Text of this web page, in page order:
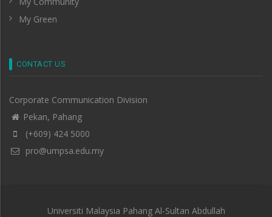
My Green
CONTACT US
Corporate Communication Division
Pekan, Pahang
(+609) 424 5000
pro@umpsa.edu.my
Universiti Malaysia Pahang Al-Sultan Abdullah